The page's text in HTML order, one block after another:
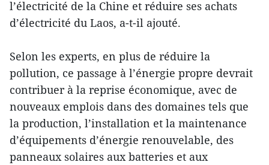
l’électricité de la Chine et réduire ses achats
d’électricité du Laos, a-t-il ajouté.
Selon les experts, en plus de réduire la
pollution, ce passage à l’énergie propre devrait
contribuer à la reprise économique, avec de
nouveaux emplois dans des domaines tels que
la production, l’installation et la maintenance
d’équipements d’énergie renouvelable, des
panneaux solaires aux batteries et aux